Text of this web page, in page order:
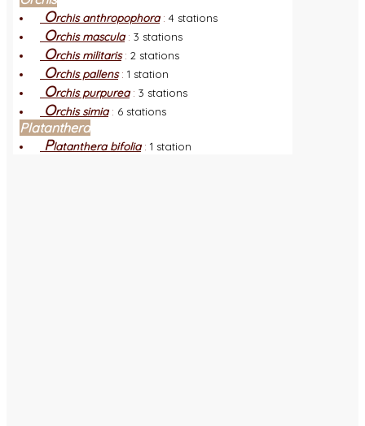
Orchis anthropophora: 4 stations
Orchis mascula: 3 stations
Orchis militaris: 2 stations
Orchis pallens: 1 station
Orchis purpurea: 3 stations
Orchis simia: 6 stations
Platanthera
Platanthera bifolia: 1 station